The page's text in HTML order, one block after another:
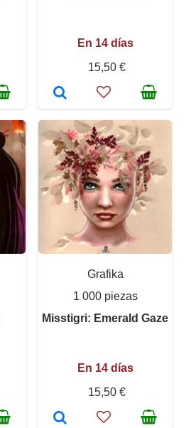
En 14 días
15,50 €
Grafika
1 000 piezas
Misstigri: Emerald Gaze
En 14 días
15,50 €